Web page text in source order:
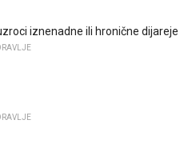
iznenadne ili hronične dijareje